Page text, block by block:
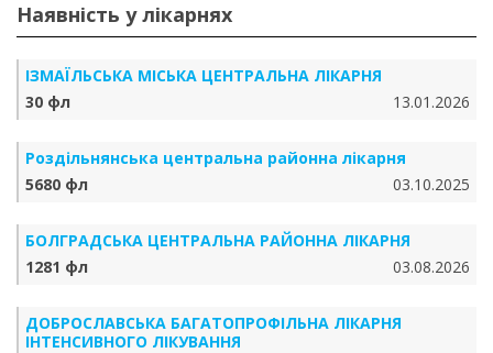
Наявність у лікарнях
ІЗМАЇЛЬСЬКА МІСЬКА ЦЕНТРАЛЬНА ЛІКАРНЯ
30 фл
13.01.2026
Роздільнянська центральна районна лікарня
5680 фл
03.10.2025
БОЛГРАДСЬКА ЦЕНТРАЛЬНА РАЙОННА ЛІКАРНЯ
1281 фл
03.08.2026
ДОБРОСЛАВСЬКА БАГАТОПРОФІЛЬНА ЛІКАРНЯ
ІНТЕНСИВНОГО ЛІКУВАННЯ